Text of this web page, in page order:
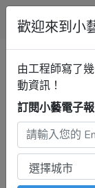
小藝行事曆
全部 展覽
雲林行事
2025年3月
注意：出發前請
取，沒有算到疫
歡迎來到小
由工程師寫了
動資訊！
訂閱小藝電子